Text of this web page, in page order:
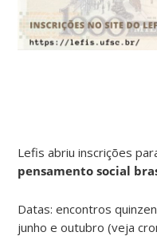
Lefis abriu inscrições
pensamento social
Datas: encontros
junho e outubro (veja